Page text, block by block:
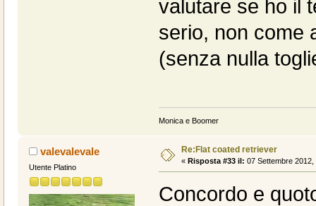
valutare se ho il
serio, non come
(senza nulla
Monica e Boomer
valevalevale
Utente Platino
Re:Flat coated retriever
« Risposta #33 il: 07 Settembre 2012,
Concordo e